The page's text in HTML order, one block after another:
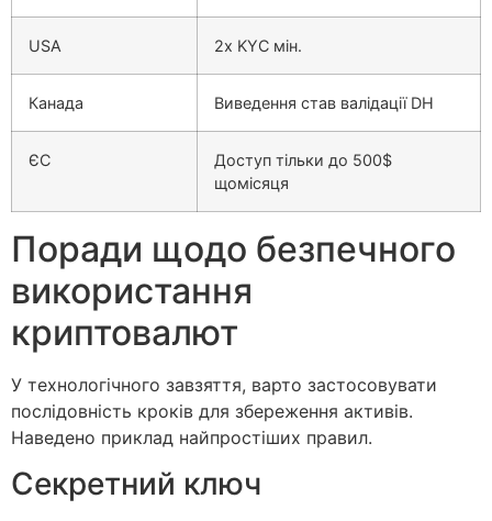
USA 2x KYC мін.
Канада Виведення став валідації DH
ЄС
Доступ тільки до 500$
щомісяця
Поради щодо безпечного
використання
криптовалют
У технологічного завзяття, варто застосовувати
послідовність кроків для збереження активів.
Наведено приклад найпростіших правил.
Секретний ключ